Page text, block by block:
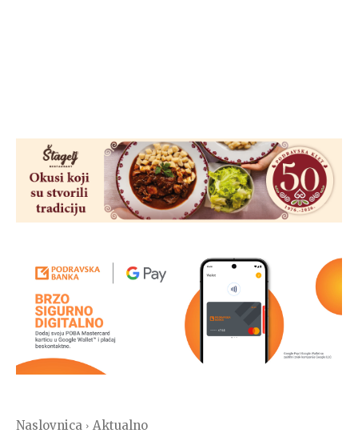
Naslovnica Aktualno